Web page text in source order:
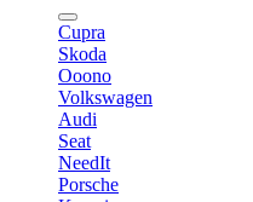
Cupra
Skoda
Ooono
Volkswagen
Audi
Seat
NeedIt
Porsche